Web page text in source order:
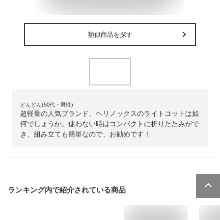
類似商品を探す
どんどん(50代・男性)
超軽量の人気ブランド、ヘリノックスのライトコットは如
何でしょうか。使わない時はコンパクトに折りたたみがで
き、組み立ても簡単なので、お勧めです！
ランキング内で紹介されている商品